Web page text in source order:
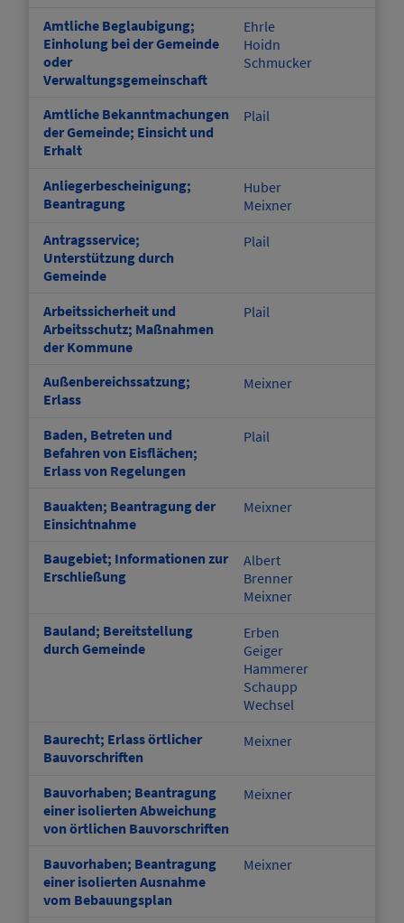
Amtliche Beglaubigung;
Einholung bei der Gemeinde
oder
Verwaltungsgemeinschaft
Ehrle
Hoidn
Schmucker
Amtliche Bekanntmachungen
der Gemeinde; Einsicht und
Erhalt
Plail
Anliegerbescheinigung;
Beantragung
Huber
Meixner
Antragsservice;
Unterstützung durch
Gemeinde
Plail
Arbeitssicherheit und
Arbeitsschutz; Maßnahmen
der Kommune
Plail
Außenbereichssatzung;
Erlass
Meixner
Baden, Betreten und
Befahren von Eisflächen;
Erlass von Regelungen
Plail
Bauakten; Beantragung der
Einsichtnahme
Meixner
Baugebiet; Informationen zur
Erschließung
Albert
Brenner
Meixner
Bauland; Bereitstellung
durch Gemeinde
Erben
Geiger
Hammerer
Schaupp
Wechsel
Baurecht; Erlass örtlicher
Bauvorschriften
Meixner
Bauvorhaben; Beantragung
einer isolierten Abweichung
von örtlichen Bauvorschriften
Meixner
Bauvorhaben; Beantragung
einer isolierten Ausnahme
vom Bebauungsplan
Meixner